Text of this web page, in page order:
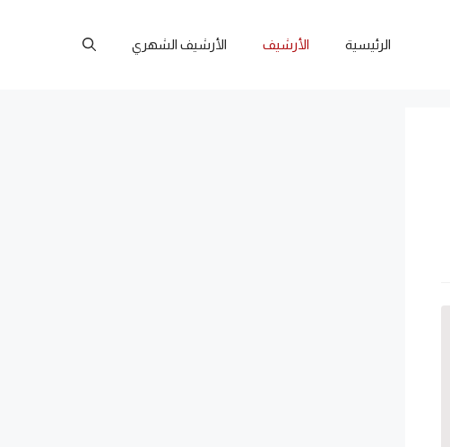
الرئيسية الأرشيف الأرشيف الشهري